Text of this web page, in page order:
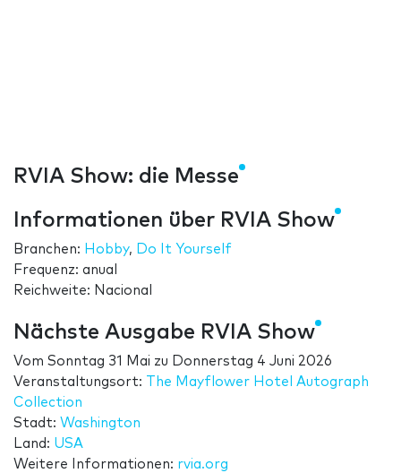
RVIA Show: die Messe
Informationen über RVIA Show
Branchen: Hobby, Do It Yourself
Frequenz: anual
Reichweite: Nacional
Nächste Ausgabe RVIA Show
Vom Sonntag 31 Mai zu Donnerstag 4 Juni 2026
Veranstaltungsort:
The Mayflower Hotel Autograph
Collection
Stadt: Washington
Land: USA
Weitere Informationen: rvia.org